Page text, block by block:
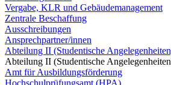
Vergabe, KLR und Gebäudemanagement
Zentrale Beschaffung
Ausschreibungen
Ansprechpartner/innen
Abteilung II (Studentische
Abteilung II (Studentische
Amt für Ausbildungsförderung
Hochschulprüfungsamt (HPA)